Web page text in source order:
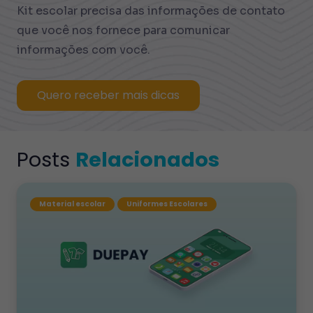
Kit escolar precisa das informações de contato
que você nos fornece para comunicar
informações com você.
Quero receber mais dicas
Posts Relacionados
Material escolar Uniformes Escolares